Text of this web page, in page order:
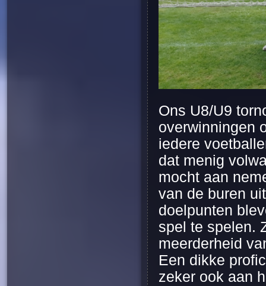
Ons U8/U9
overwinningen
iedere
dat menig
mocht aan
van de buren
doelpunten
spel te spelen.
meerderheid
Een dikke
zeker ook aan